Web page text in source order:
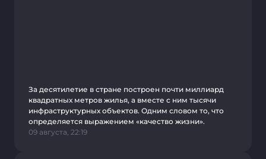
За десятилетие в стране построен почти миллиард
квадратных метров жилья, а вместе с ним тысячи
инфраструктурных объектов. Одним словом то, что
определяется выражением «качество жизни».
09 августа, 22:19